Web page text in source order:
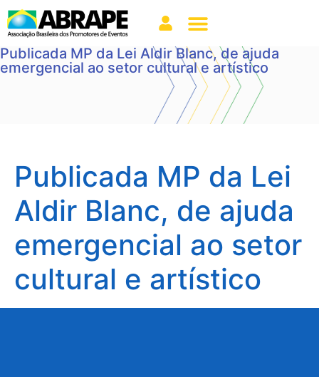
Publicada MP da Lei Aldir Blanc, de ajuda
emergencial ao setor cultural e artístico
Publicada MP da Lei
Aldir Blanc, de ajuda
emergencial ao setor
cultural e artístico